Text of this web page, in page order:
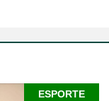
ESPORTE